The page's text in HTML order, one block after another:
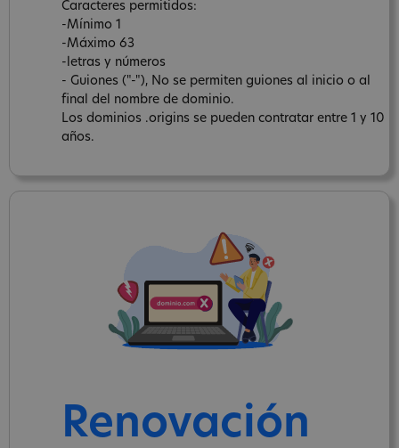
Caracteres permitidos:
-Mínimo 1
-Máximo 63
-letras y números
- Guiones ("-"), No se permiten guiones al inicio o al
final del nombre de dominio.
Los dominios .origins se pueden contratar entre 1 y 10
años.
Renovación